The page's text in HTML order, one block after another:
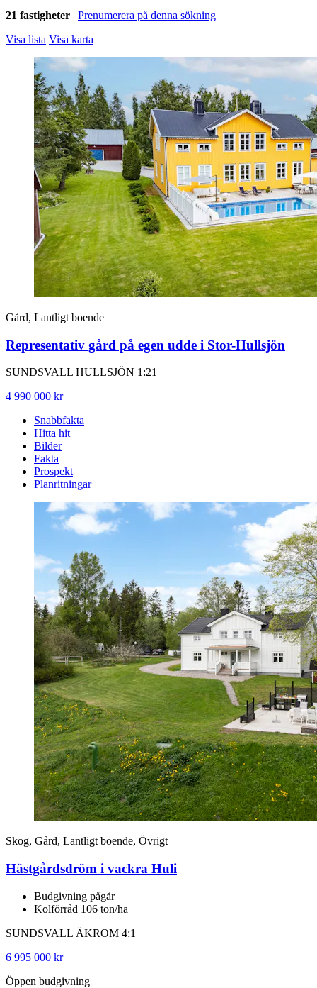
21 fastigheter | Prenumerera på denna sökning
Visa lista Visa karta
Gård, Lantligt boende
Representativ gård på egen udde i Stor-Hullsjön
SUNDSVALL HULLSJÖN 1:21
4 990 000 kr
Snabbfakta
Hitta hit
Bilder
Fakta
Prospekt
Planritningar
Skog, Gård, Lantligt boende, Övrigt
Hästgårdsdröm i vackra Huli
Budgivning pågår
Kolförråd 106 ton/ha
SUNDSVALL ÄKROM 4:1
6 995 000 kr
Öppen budgivning